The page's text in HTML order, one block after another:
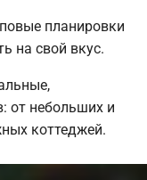
планировки
на свой вкус.
от небольших и
коттеджей.